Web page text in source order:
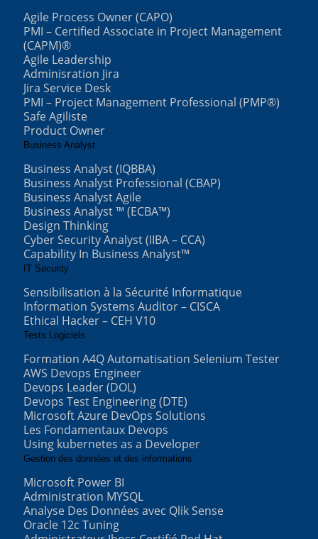
Agile Process Owner (CAPO)
PMI – Certified Associate in Project Management
(CAPM)®
Agile Leadership
Adminisration Jira
Jira Service Desk
PMI – Project Management Professional (PMP®)
Safe Agiliste
Product Owner
Business Analyst
Business Analyst (IQBBA)
Business Analyst Professional (CBAP)
Business Analyst Agile
Business Analyst ™ (ECBA™)
Design Thinking
Cyber Security Analyst (IIBA – CCA)
Capability In Business Analyst™
IT Security
Sensibilisation à la Sécurité Informatique
Information Systems Auditor – CISCA
Ethical Hacker – CEH V10
Tests Logiciels
Formation A4Q Automatisation Selenium Tester
AWS Devops Engineer
Devops Leader (DOL)
Devops Test Engineering (DTE)
Microsoft Azure DevOps Solutions
Les Fondamentaux Devops
Using kubernetes as a Developer
Gestion des données et des informations
Microsoft Power BI
Administration MYSQL
Analyse Des Données avec Qlik Sense
Oracle 12c Tuning